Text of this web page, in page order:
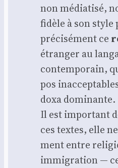
non média­ti­sé,
fidèle à son style
pré­ci­sé­ment ce
étran­ger au
contem­po­rain,
pos
doxa domi­nante.
Il est impor­tant
ces textes, elle
ment entre
immi­gra­tion —